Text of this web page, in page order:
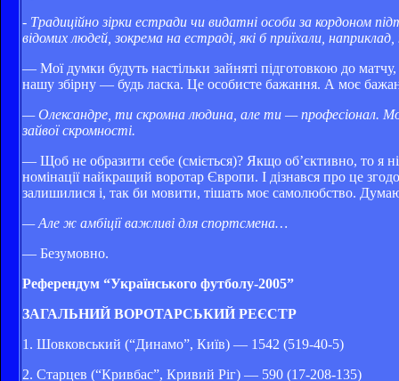
- Традиційно зірки естради чи видатні особи за кордоном
відомих людей, зокрема на естраді, які б приїхали,
— Мої думки будуть настільки зайняті підготовкою до
нашу збірну — будь ласка. Це особисте бажання. А моє
— Олександре, ти скромна людина, але ти — професіонал.
зайвої скромності.
— Щоб не образити себе (сміється)? Якщо об’єктивно, то я
номінації найкращий воротар Європи. І дізнався про це
залишилися і, так би мовити, тішать моє самолюбство.
— Але ж амбіції важливі для спортсмена…
— Безумовно.
Референдум “Українського футболу-2005”
ЗАГАЛЬНИЙ ВОРОТАРСЬКИЙ РЕЄСТР
1. Шовковський (“Динамо”, Київ) — 1542 (519-40-5)
2. Старцев (“Кривбас”, Кривий Ріг) — 590 (17-208-135)